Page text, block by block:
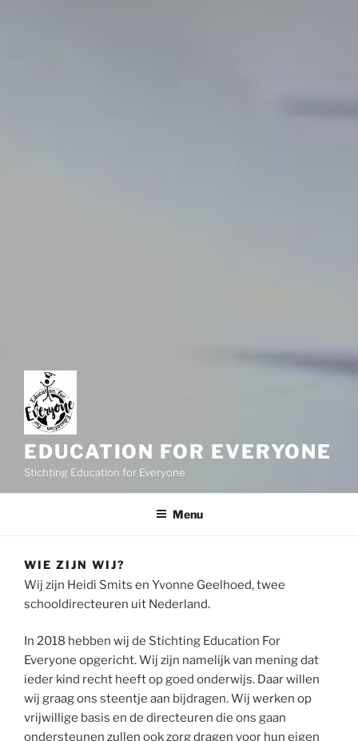
EDUCATION FOR EVERYONE
Stichting Education for Everyone
Menu
WIE ZIJN WIJ?
Wij zijn Heidi Smits en Yvonne Geelhoed, twee
schooldirecteuren uit Nederland.
In 2018 hebben wij de Stichting Education For
Everyone opgericht. Wij zijn namelijk van mening dat
ieder kind recht heeft op goed onderwijs. Daar willen
wij graag ons steentje aan bijdragen. Wij werken op
vrijwillige basis en de directeuren die ons gaan
ondersteunen zullen ook zorg dragen voor hun eigen